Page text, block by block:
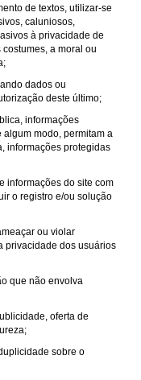
de textos, utilizar-se
caluniosos,
à privacidade de
a moral ou
dados ou
deste último;
informações
modo, permitam a
informações protegidas
informações do site com
o registro e/ou solução
ou violar
privacidade dos usuários
que não envolva
oferta de
sobre o